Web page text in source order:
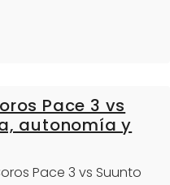
Pace 3 vs
autonomía y
Pace 3 vs Suunto